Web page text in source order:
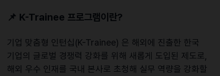
📌 K-Trainee 프로그램이란?
기업 맞춤형 인턴십(K-Trainee) 은 해외에 진출한 한국
기업의 글로벌 경쟁력 강화를 위해 새롭게 도입된 제도로,
해외 우수 인재를 국내 본사로 초청해 실무 역량을 강화할